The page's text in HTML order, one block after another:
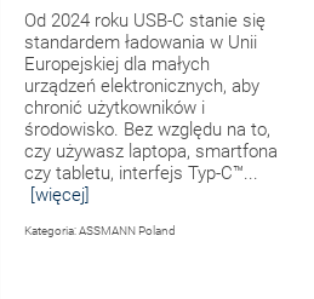
Od 2024 roku USB-C stanie się
standardem ładowania w Unii
Europejskiej dla małych
urządzeń elektronicznych, aby
chronić użytkowników i
środowisko. Bez względu na to,
czy używasz laptopa, smartfona
czy tabletu, interfejs Typ-C™...
[więcej]
Kategoria: ASSMANN Poland